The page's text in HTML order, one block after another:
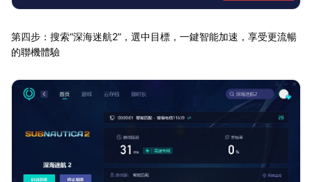
第四步：搜索“深海迷航2”，選中目標，一鍵智能加速，享受更流暢
的聯機體驗